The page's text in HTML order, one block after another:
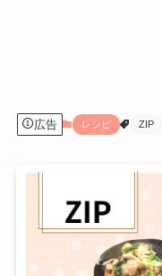
広告 レシピ ZIP